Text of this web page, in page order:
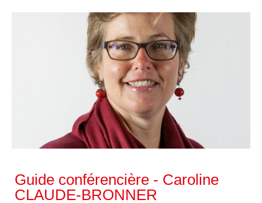
Guide conférencière - Caroline
CLAUDE-BRONNER